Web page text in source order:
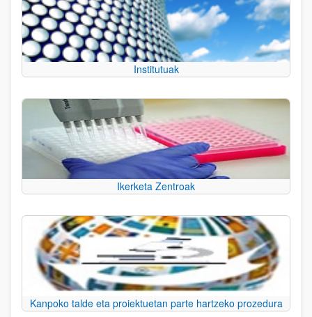
Institutuak
Ikerketa Zentroak
Kanpoko talde eta proiektuetan parte hartzeko prozedura